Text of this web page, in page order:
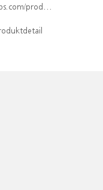
isin/DE000WA8PP88